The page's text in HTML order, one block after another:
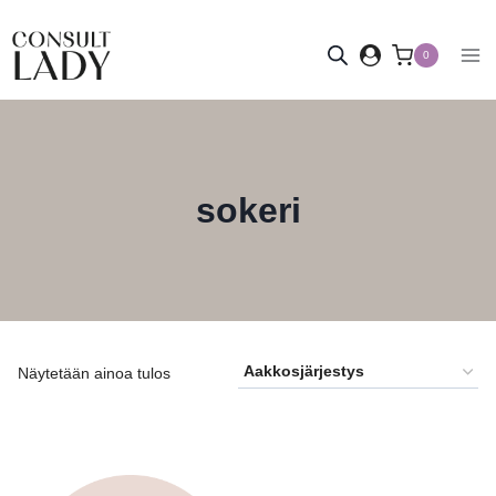
sisältöön
0
sokeri
Näytetään ainoa tulos